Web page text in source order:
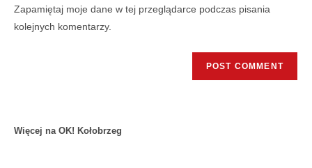
Zapamiętaj moje dane w tej przeglądarce podczas pisania
kolejnych komentarzy.
Więcej na OK! Kołobrzeg